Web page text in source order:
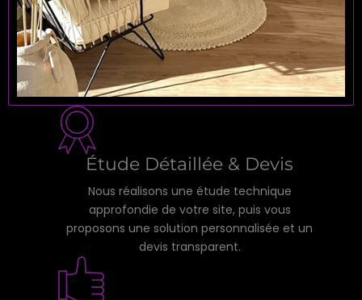
Étude Détaillée & Devis
Nous réalisons une étude technique
approfondie de votre site, puis vous
proposons une solution personnalisée et un
devis transparent.